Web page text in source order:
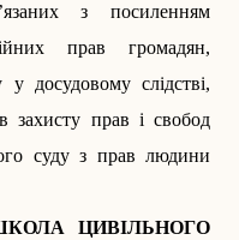
з посиленням
прав громадян,
у досудовому слідстві,
захисту прав і свобод
суду з прав людини
ЦИВІЛЬНОГО